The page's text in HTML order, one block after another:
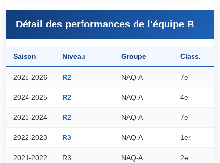
Détail des performances de l'équipe B
Saison Niveau Groupe Class.
2025-2026 R2 NAQ-A 7e
2024-2025 R2 NAQ-A 4e
2023-2024 R2 NAQ-A 7e
2022-2023 R3 NAQ-A 1er
2021-2022 R3 NAQ-A 2e